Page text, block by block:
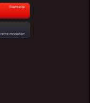
Startseite
nicht moderiert